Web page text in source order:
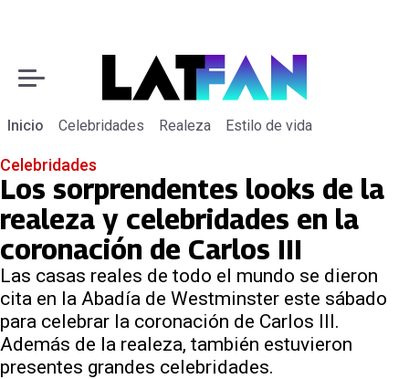
Inicio Celebridades Realeza Estilo de vida
Celebridades
Los sorprendentes looks de la
realeza y celebridades en la
coronación de Carlos III
Las casas reales de todo el mundo se dieron
cita en la Abadía de Westminster este sábado
para celebrar la coronación de Carlos III.
Además de la realeza, también estuvieron
presentes grandes celebridades.